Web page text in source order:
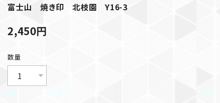
富士山 焼き印 北枝園 Y16-3
2,450円
数量